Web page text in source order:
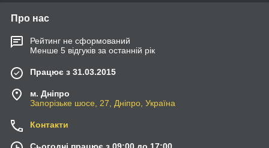
Про нас
Рейтинг не сформований
Менше 5 відгуків за останній рік
Працює з 31.03.2015
м. Дніпро
Запорізьке шосе, 27, Дніпро, Україна
Контакти